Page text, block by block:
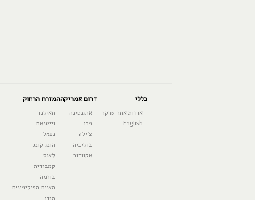
כללי
אודות אתר טרקר
English
דרום אמריקה
ארגנטינה
פרו
צ'ילה
בוליביה
אקוודור
המזרח הרחוק
תאילנד
וייטנאם
נפאל
הונג קונג
לאוס
קמבודיה
בורמה
האיים הפיליפינים
הודו